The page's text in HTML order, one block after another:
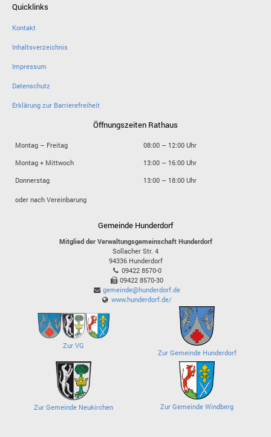
Quicklinks
Kontakt
Inhaltsverzeichnis
Impressum
Datenschutz
Erklärung zur Barrierefreiheit
Öffnungszeiten Rathaus
Montag – Freitag
08:00 – 12:00 Uhr
Montag + Mittwoch
13:00 – 16:00 Uhr
Donnerstag
13:00 – 18:00 Uhr
oder nach Vereinbarung
Gemeinde Hunderdorf
Mitglied der Verwaltungsgemeinschaft Hunderdorf
Sollacher Str. 4
94336 Hunderdorf
09422 8570-0
09422 8570-30
gemeinde@hunderdorf.de
www.hunderdorf.de/
Zur VG
Zur Gemeinde Hunderdorf
Zur Gemeinde Neukirchen Zur Gemeinde Windberg